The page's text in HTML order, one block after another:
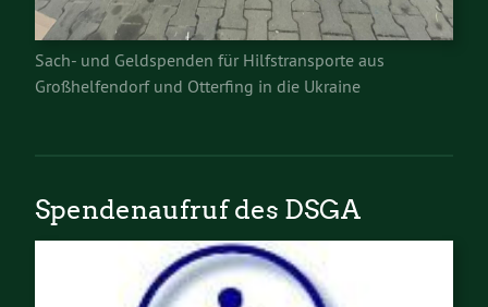
Sach- und Geldspenden für Hilfstransporte aus
Großhelfendorf und Otterfing in die Ukraine
Spendenaufruf des DSGA